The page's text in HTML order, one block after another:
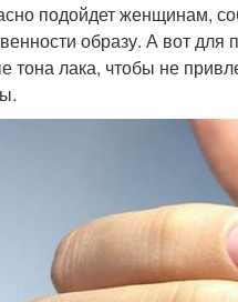
Маникюр с изюминкой
Маникюр с 3d-
Маникюр с розовым
акцентом
подойдет женщинам,
образу. А вот
тона лака, чтобы не